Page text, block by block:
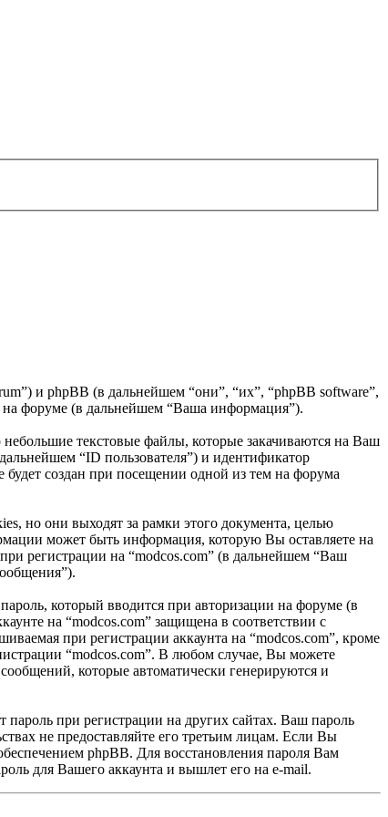
и phpBB (в дальнейшем “они”, “их”, “phpBB software”,
форуме (в дальнейшем “Ваша информация”).
текстовые файлы, которые закачиваются на Ваш
“ID пользователя”) и идентификатор
создан при посещении одной из тем на форума
но они выходят за рамки этого документа, целью
может быть информация, которую Вы оставляете на
регистрации на “modcos.com” (в дальнейшем “Ваш
который вводится при авторизации на форуме (в
на “modcos.com” защищена в соответствии с
при регистрации аккаунта на “modcos.com”, кроме
“modcos.com”. В любом случае, Вы можете
которые автоматически генерируются и
при регистрации на других сайтах. Ваш пароль
не предоставляйте его третьим лицам. Если Вы
phpBB. Для восстановления пароля Вам
для Вашего аккаунта и вышлет его на e-mail.